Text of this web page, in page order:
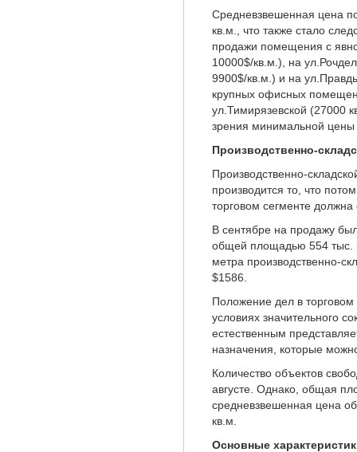
Средневзвешенная цена
кв.м., что также стало
продажи помещения с
10000$/кв.м.), на
9900$/кв.м.) и на
крупных офисных
ул.Тимирязевской (27000
зрения минимальной цены
Производственно-
Производственно-
производится то, что
торговом сегменте
В сентябре на продажу
общей площадью 554 тыс.
метра производственно-
$1586.
Положение дел в
условиях значительного
естественным
назначения, которые
Количество объектов
августе. Однако, общая
средневзвешенная цена
кв.м.
Основные